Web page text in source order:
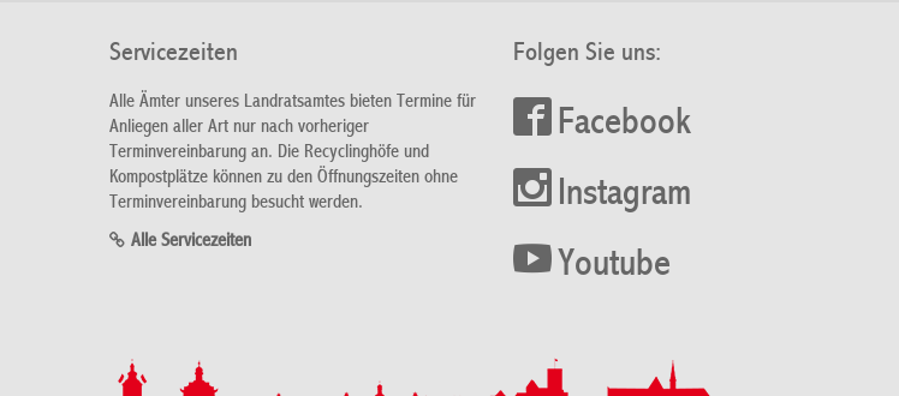
Servicezeiten
Alle Ämter unseres Landratsamtes bieten Termine für
Anliegen aller Art nur nach vorheriger
Terminvereinbarung an. Die Recyclinghöfe und
Kompostplätze können zu den Öffnungszeiten ohne
Terminvereinbarung besucht werden.
Alle Servicezeiten
Folgen Sie uns:
Facebook
Instagram
Youtube